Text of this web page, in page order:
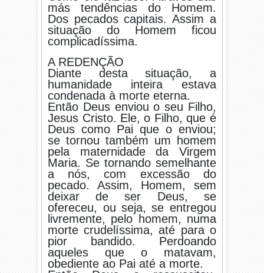
más tendências do Homem.
Dos pecados capitais. Assim a
situação do Homem ficou
complicadíssima.
A REDENÇÃO
Diante desta situação, a
humanidade inteira estava
condenada à morte eterna.
Então Deus enviou o seu Filho,
Jesus Cristo. Ele, o Filho, que é
Deus como Pai que o enviou;
se tornou também um homem
pela maternidade da Virgem
Maria. Se tornando semelhante
a nós, com excessão do
pecado. Assim, Homem, sem
deixar de ser Deus, se
ofereceu, ou seja, se entregou
livremente, pelo homem, numa
morte crudelíssima, até para o
pior bandido. Perdoando
aqueles que o matavam,
obediente ao Pai até a morte.